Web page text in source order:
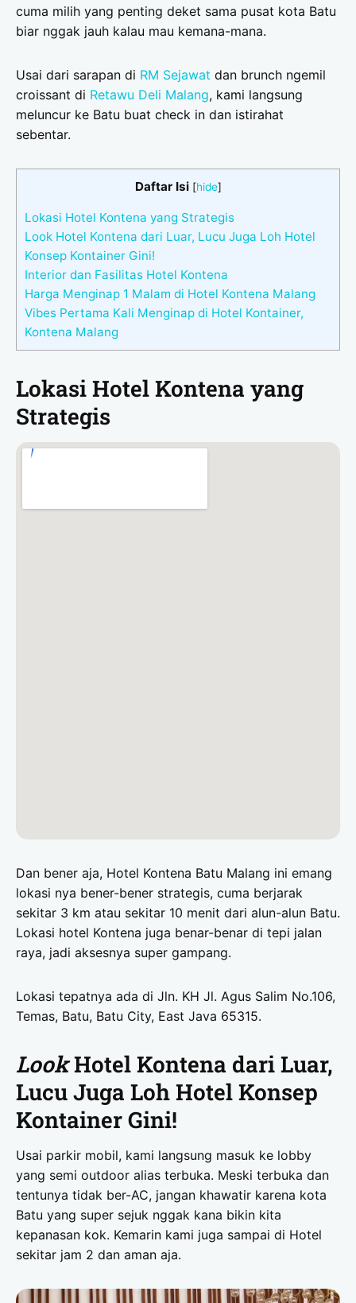
cuma milih yang penting deket sama pusat kota Batu
biar nggak jauh kalau mau kemana-mana.
Usai dari sarapan di RM Sejawat dan brunch ngemil
croissant di Retawu Deli Malang, kami langsung
meluncur ke Batu buat check in dan istirahat
sebentar.
Daftar Isi [hide]
Lokasi Hotel Kontena yang Strategis
Look Hotel Kontena dari Luar, Lucu Juga Loh Hotel
Konsep Kontainer Gini!
Interior dan Fasilitas Hotel Kontena
Harga Menginap 1 Malam di Hotel Kontena Malang
Vibes Pertama Kali Menginap di Hotel Kontainer,
Kontena Malang
Lokasi Hotel Kontena yang
Strategis
Dan bener aja, Hotel Kontena Batu Malang ini emang
lokasi nya bener-bener strategis, cuma berjarak
sekitar 3 km atau sekitar 10 menit dari alun-alun Batu.
Lokasi hotel Kontena juga benar-benar di tepi jalan
raya, jadi aksesnya super gampang.
Lokasi tepatnya ada di Jln. KH Jl. Agus Salim No.106,
Temas, Batu, Batu City, East Java 65315.
LookHotel Kontena dari Luar,
Lucu Juga Loh Hotel Konsep
Kontainer Gini!
Usai parkir mobil, kami langsung masuk ke lobby
yang semi outdoor alias terbuka. Meski terbuka dan
tentunya tidak ber-AC, jangan khawatir karena kota
Batu yang super sejuk nggak kana bikin kita
kepanasan kok. Kemarin kami juga sampai di Hotel
sekitar jam 2 dan aman aja.